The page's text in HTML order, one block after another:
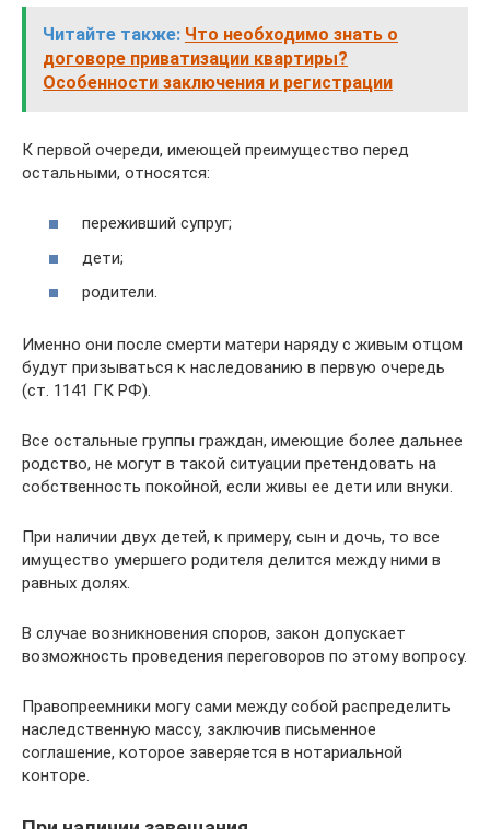
Читайте также: Что необходимо знать о
договоре приватизации квартиры?
Особенности заключения и регистрации
К первой очереди, имеющей преимущество перед
остальными, относятся:
переживший супруг;
дети;
родители.
Именно они после смерти матери наряду с живым отцом
будут призываться к наследованию в первую очередь
(ст. 1141 ГК РФ).
Все остальные группы граждан, имеющие более дальнее
родство, не могут в такой ситуации претендовать на
собственность покойной, если живы ее дети или внуки.
При наличии двух детей, к примеру, сын и дочь, то все
имущество умершего родителя делится между ними в
равных долях.
В случае возникновения споров, закон допускает
возможность проведения переговоров по этому вопросу.
Правопреемники могу сами между собой распределить
наследственную массу, заключив письменное
соглашение, которое заверяется в нотариальной
конторе.